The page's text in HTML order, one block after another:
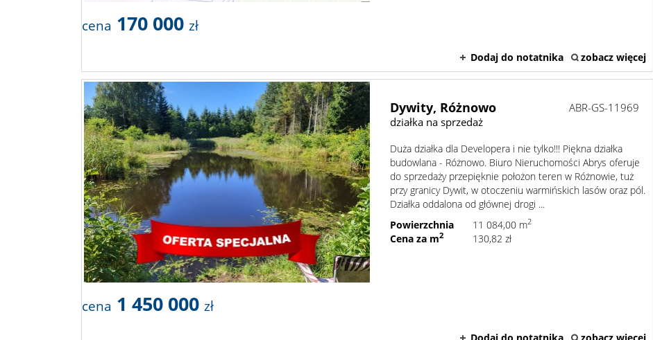
cena 170 000 zł
Dodaj do notatnika zobacz więcej
Dywity, Różnowo
działka na sprzedaż
ABR-GS-11969
Duża działka dla Developera i nie tylko!!! Piękna działka
budowlana - Różnowo. Biuro Nieruchomości Abrys oferuje
do sprzedaży przepięknie położon teren w Różnowie, tuż
przy granicy Dywit, w otoczeniu warmińskich lasów oraz pól.
Działka oddalona od głównej drogi ...
Powierzchnia
11 084,00 m2
Cena za m2 130,82 zł
cena 1 450 000 zł